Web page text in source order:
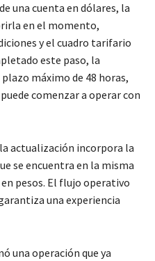
una cuenta en dólares, la
en el momento,
y el cuadro tarifario
este paso, la
máximo de 48 horas,
comenzar a operar con
actualización incorpora la
se encuentra en la misma
pesos. El flujo operativo
una experiencia
una operación que ya